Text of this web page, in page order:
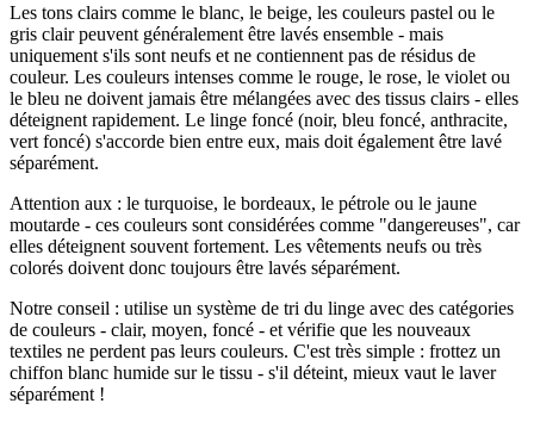
Les tons clairs comme le blanc, le beige, les couleurs pastel ou le
gris clair peuvent généralement être lavés ensemble - mais
uniquement s'ils sont neufs et ne contiennent pas de résidus de
couleur. Les couleurs intenses comme le rouge, le rose, le violet ou
le bleu ne doivent jamais être mélangées avec des tissus clairs - elles
déteignent rapidement. Le linge foncé (noir, bleu foncé, anthracite,
vert foncé) s'accorde bien entre eux, mais doit également être lavé
séparément.
Attention aux : le turquoise, le bordeaux, le pétrole ou le jaune
moutarde - ces couleurs sont considérées comme "dangereuses", car
elles déteignent souvent fortement. Les vêtements neufs ou très
colorés doivent donc toujours être lavés séparément.
Notre conseil : utilise un système de tri du linge avec des catégories
de couleurs - clair, moyen, foncé - et vérifie que les nouveaux
textiles ne perdent pas leurs couleurs. C'est très simple : frottez un
chiffon blanc humide sur le tissu - s'il déteint, mieux vaut le laver
séparément !